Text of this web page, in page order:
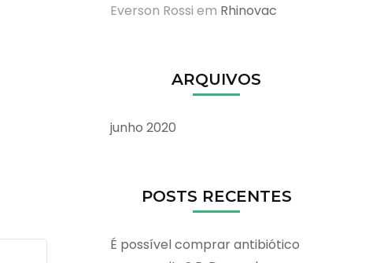
Everson Rossi em Rhinovac
ARQUIVOS
junho 2020
POSTS RECENTES
É possível comprar antibiótico